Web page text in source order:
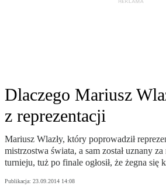
Dlaczego Mariusz
z reprezentacji
Mariusz Wlazły, który poprowadził
mistrzostwa świata, a sam został uznany
turnieju, tuż po finale ogłosił, że żegna się
Publikacja: 23.09.2014 14:08